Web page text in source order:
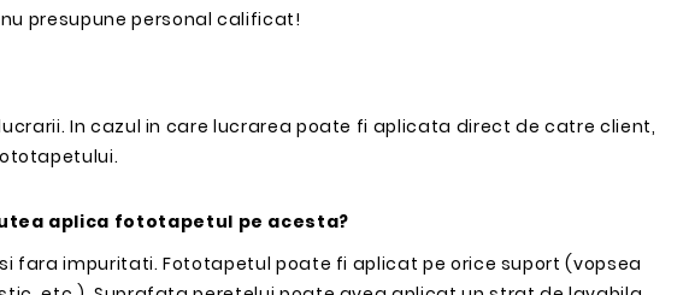
presupune personal calificat!
In cazul in care lucrarea poate fi aplicata direct de catre client,
aplica fototapetul pe acesta?
fara impuritati. Fototapetul poate fi aplicat pe orice suport (vopsea